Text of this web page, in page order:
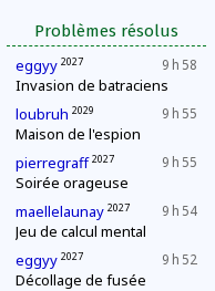
Problèmes résolus
9 h 58
eggyy 2027
Invasion de batraciens
9 h 55
loubruh 2029
Maison de l'espion
9 h 55
pierregraff 2027
Soirée orageuse
9 h 54
maellelaunay 2027
Jeu de calcul mental
9 h 52
eggyy 2027
Décollage de fusée